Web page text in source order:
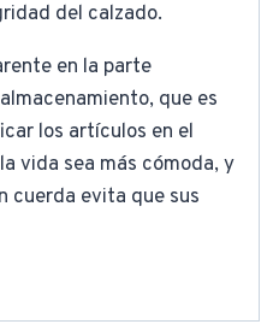
del calzado.
en la parte
que es
los artículos en el
vida sea más cómoda, y
cuerda evita que sus